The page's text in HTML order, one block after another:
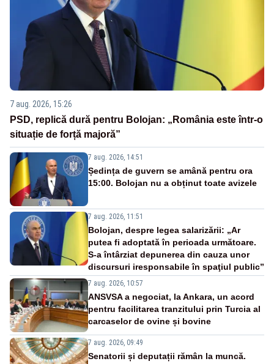
7 aug. 2026, 15:26
PSD, replică dură pentru Bolojan: „România este într-o
situație de forță majoră”
7 aug. 2026, 14:51
Ședința de guvern se amână pentru ora
15:00. Bolojan nu a obținut toate avizele
7 aug. 2026, 11:51
Bolojan, despre legea salarizării: „Ar
putea fi adoptată în perioada următoare.
S-a întârziat depunerea din cauza unor
discursuri iresponsabile în spaţiul public”
7 aug. 2026, 10:57
ANSVSA a negociat, la Ankara, un acord
pentru facilitarea tranzitului prin Turcia al
carcaselor de ovine și bovine
7 aug. 2026, 09:49
Senatorii și deputații rămân la muncă.